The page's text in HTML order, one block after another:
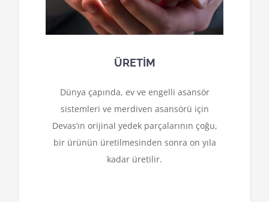
ÜRETİM
Dünya çapında, ev ve engelli asansör
sistemleri ve merdiven asansörü için
Devas’ın orijinal yedek parçalarının çoğu,
bir ürünün üretilmesinden sonra on yıla
kadar üretilir.